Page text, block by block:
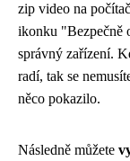
zip video na
ikonku "Bezpečně
správný zařízení.
radí, tak se
něco pokazilo.
Následně můžete